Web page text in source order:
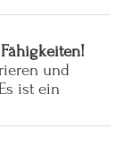
und
ist ein